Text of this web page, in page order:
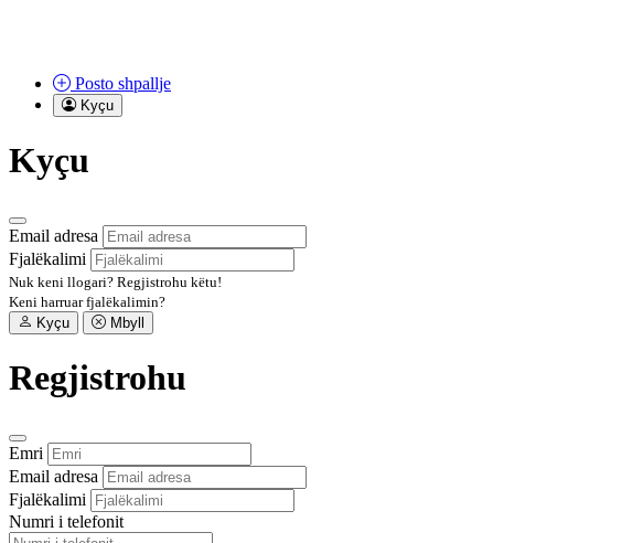
Posto shpallje
Kyçu
Kyçu
Email adresa
Fjalëkalimi
Nuk keni llogari? Regjistrohu këtu!
Keni harruar fjalëkalimin?
Kyçu
Mbyll
Regjistrohu
Emri
Email adresa
Fjalëkalimi
Numri i telefonit